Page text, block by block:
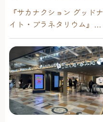
『サカナクション グッドナ
イト・プラネタリウム』が
今年も上映決定！【福岡市
科学館 ドームシアター】
2026年